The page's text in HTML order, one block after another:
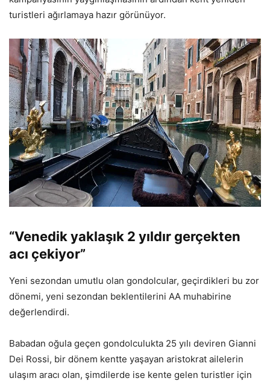
turistleri ağırlamaya hazır görünüyor.
“Venedik yaklaşık 2 yıldır gerçekten
acı çekiyor”
Yeni sezondan umutlu olan gondolcular, geçirdikleri bu zor
dönemi, yeni sezondan beklentilerini AA muhabirine
değerlendirdi.
Babadan oğula geçen gondolculukta 25 yılı deviren Gianni
Dei Rossi, bir dönem kentte yaşayan aristokrat ailelerin
ulaşım aracı olan, şimdilerde ise kente gelen turistler için